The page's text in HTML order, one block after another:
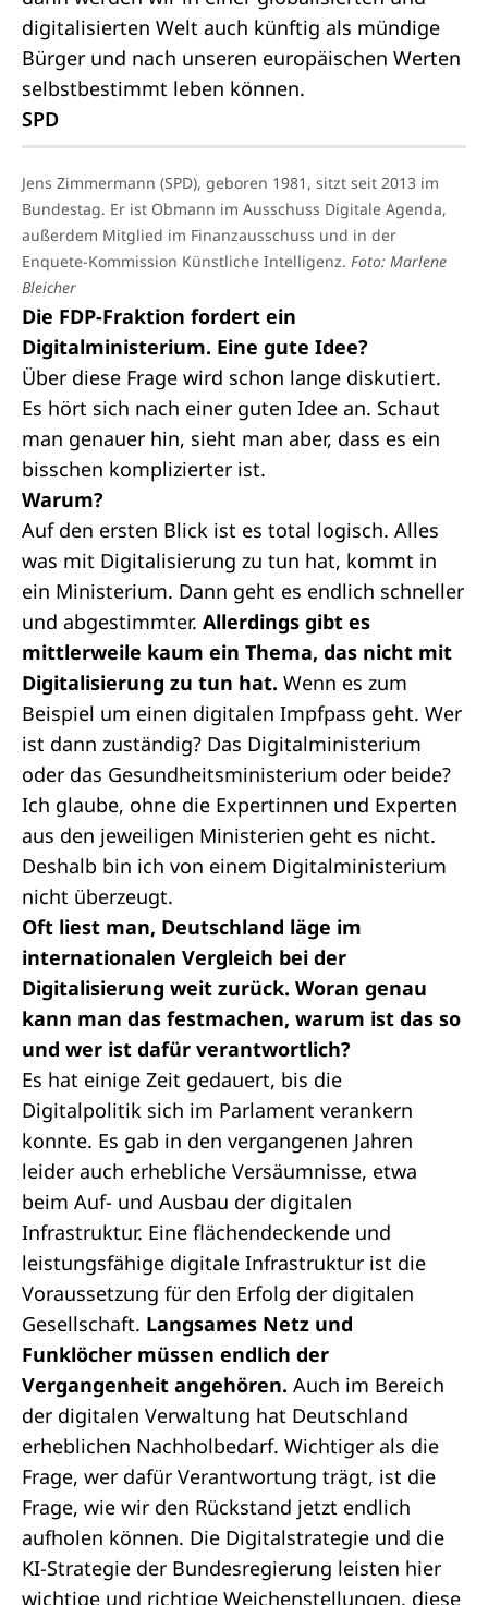
digitalisierten Welt auch künftig als mündige
Bürger und nach unseren europäischen Werten
selbstbestimmt leben können.
SPD
Jens Zimmermann (SPD), geboren 1981, sitzt seit 2013 im
Bundestag. Er ist Obmann im Ausschuss Digitale Agenda,
außerdem Mitglied im Finanzausschuss und in der
Enquete-Kommission Künstliche Intelligenz. Foto: Marlene
Bleicher
Die FDP-Fraktion fordert ein
Digitalministerium. Eine gute Idee?
Über diese Frage wird schon lange diskutiert.
Es hört sich nach einer guten Idee an. Schaut
man genauer hin, sieht man aber, dass es ein
bisschen komplizierter ist.
Warum?
Auf den ersten Blick ist es total logisch. Alles
was mit Digitalisierung zu tun hat, kommt in
ein Ministerium. Dann geht es endlich schneller
und abgestimmter. Allerdings gibt es
mittlerweile kaum ein Thema, das nicht mit
Digitalisierung zu tun hat. Wenn es zum
Beispiel um einen digitalen Impfpass geht. Wer
ist dann zuständig? Das Digitalministerium
oder das Gesundheitsministerium oder beide?
Ich glaube, ohne die Expertinnen und Experten
aus den jeweiligen Ministerien geht es nicht.
Deshalb bin ich von einem Digitalministerium
nicht überzeugt.
Oft liest man, Deutschland läge im
internationalen Vergleich bei der
Digitalisierung weit zurück. Woran genau
kann man das festmachen, warum ist das so
und wer ist dafür verantwortlich?
Es hat einige Zeit gedauert, bis die
Digitalpolitik sich im Parlament verankern
konnte. Es gab in den vergangenen Jahren
leider auch erhebliche Versäumnisse, etwa
beim Auf- und Ausbau der digitalen
Infrastruktur. Eine flächendeckende und
leistungsfähige digitale Infrastruktur ist die
Voraussetzung für den Erfolg der digitalen
Gesellschaft. Langsames Netz und
Funklöcher müssen endlich der
Vergangenheit angehören. Auch im Bereich
der digitalen Verwaltung hat Deutschland
erheblichen Nachholbedarf. Wichtiger als die
Frage, wer dafür Verantwortung trägt, ist die
Frage, wie wir den Rückstand jetzt endlich
aufholen können. Die Digitalstrategie und die
KI-Strategie der Bundesregierung leisten hier
wichtige und richtige Weichenstellungen, diese